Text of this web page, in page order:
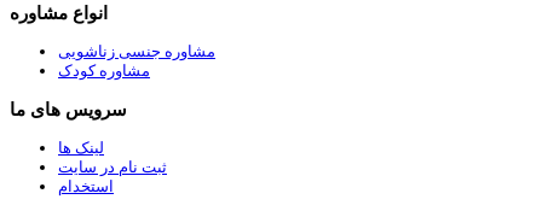
انواع مشاوره
مشاوره جنسی زناشویی
مشاوره کودک
سرویس های ما
لینک ها
ثبت نام در سایت
استخدام